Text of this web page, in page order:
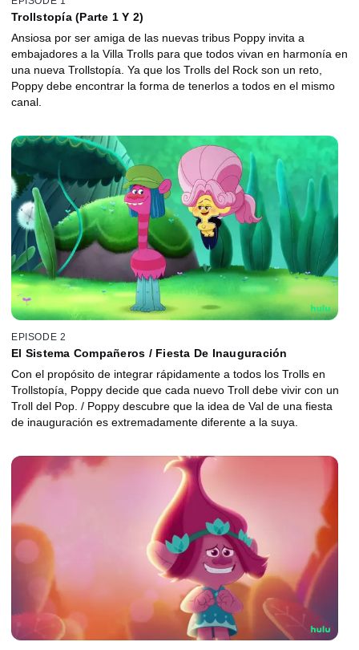
Trollstopía (Parte 1 Y 2)
Ansiosa por ser amiga de las nuevas tribus Poppy invita a
embajadores a la Villa Trolls para que todos vivan en harmonía en
una nueva Trollstopía. Ya que los Trolls del Rock son un reto,
Poppy debe encontrar la forma de tenerlos a todos en el mismo
canal.
EPISODE 2
El Sistema Compañeros / Fiesta De Inauguración
Con el propósito de integrar rápidamente a todos los Trolls en
Trollstopía, Poppy decide que cada nuevo Troll debe vivir con un
Troll del Pop. / Poppy descubre que la idea de Val de una fiesta
de inauguración es extremadamente diferente a la suya.